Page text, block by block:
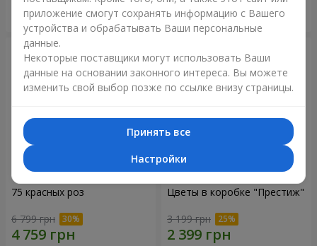
Заказать Заказать
75 красных роз
6 799 грн
Цветы в коробке "Престиж"
3 199 грн
приложение смогут сохранять информацию с Вашего
устройства и обрабатывать Ваши персональные
данные.
Некоторые поставщики могут использовать Ваши
данные на основании законного интереса. Вы можете
изменить свой выбор позже по ссылке внизу страницы.
Принять все
Настройки